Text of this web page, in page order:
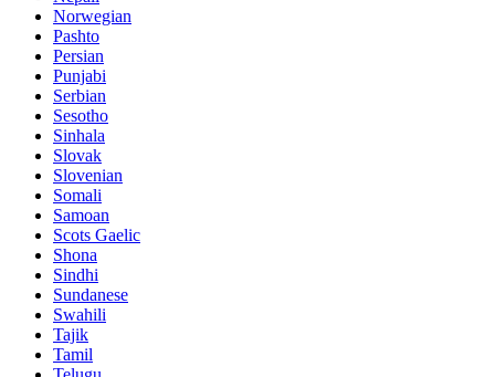
Norwegian
Pashto
Persian
Punjabi
Serbian
Sesotho
Sinhala
Slovak
Slovenian
Somali
Samoan
Scots Gaelic
Shona
Sindhi
Sundanese
Swahili
Tajik
Tamil